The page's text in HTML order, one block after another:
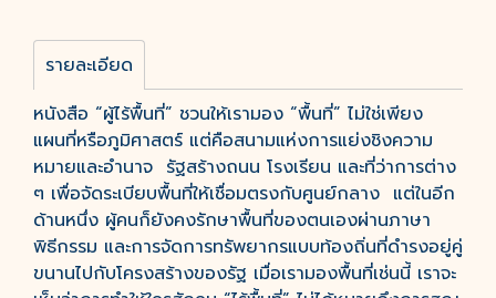
รายละเอียด
หนังสือ “ผู้ไร้พื้นที่” ชวนให้เรามอง “พื้นที่” ไม่ใช่เพียง
แผนที่หรือภูมิศาสตร์ แต่คือสนามแห่งการแย่งชิงความ
หมายและอำนาจ รัฐสร้างถนน โรงเรียน และที่ว่าการต่าง
ๆ เพื่อจัดระเบียบพื้นที่ให้เชื่อมตรงกับศูนย์กลาง แต่ในอีก
ด้านหนึ่ง ผู้คนก็ยังคงรักษาพื้นที่ของตนเองผ่านภาษา
พิธีกรรม และการจัดการทรัพยากรแบบท้องถิ่นที่ดำรงอยู่คู่
ขนานไปกับโครงสร้างของรัฐ เมื่อเรามองพื้นที่เช่นนี้ เราจะ